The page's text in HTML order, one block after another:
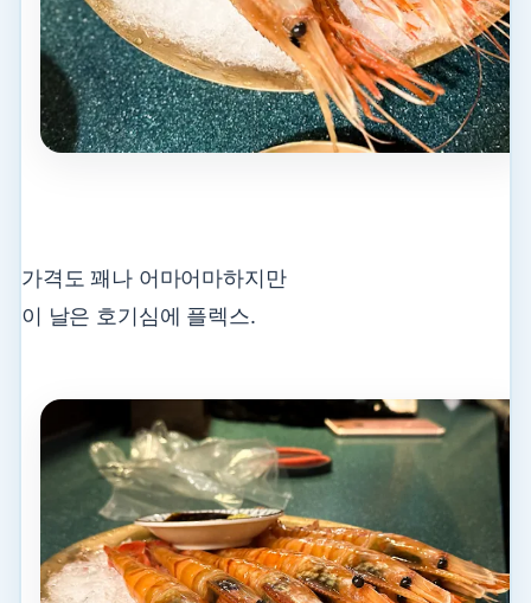
가격도 꽤나 어마어마하지만
이 날은 호기심에 플렉스.